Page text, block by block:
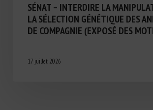
SÉNAT – INTERDIRE LA
LA SÉLECTION GÉNÉTIQUE DES
DE COMPAGNIE (EXPOSÉ DES
17 juillet 2026